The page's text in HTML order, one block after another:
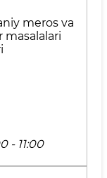
meros va
- 11:00